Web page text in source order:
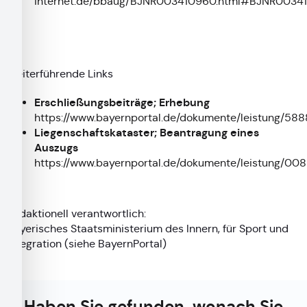
Weiterführende Links
Erschließungsbeiträge; Erhebung
https://www.bayernportal.de/dokumente/leistung/
Liegenschaftskataster; Beantragung eines
Auszugs
https://www.bayernportal.de/dokumente/leistung/
Redaktionell verantwortlich:
Bayerisches Staatsministerium des Innern, für Sport und
Integration (siehe BayernPortal)